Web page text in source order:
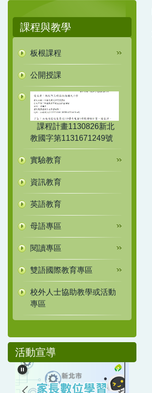
課程與教學
板根課程
公開授課
課程計畫1130826新北
教國字第1131671249號
實驗教育
資訊教育
英語教育
母語專區
閱讀專區
雙語國際教育專區
校外人士協助教學或活動
專區
活動宣導